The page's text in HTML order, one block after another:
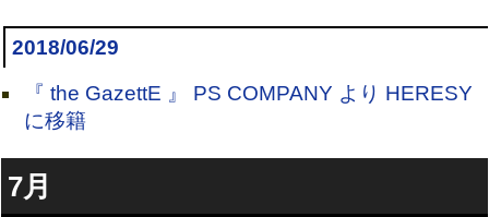
2018/06/29
『 the GazettE 』 PS COMPANY より HERESY
に移籍
7月